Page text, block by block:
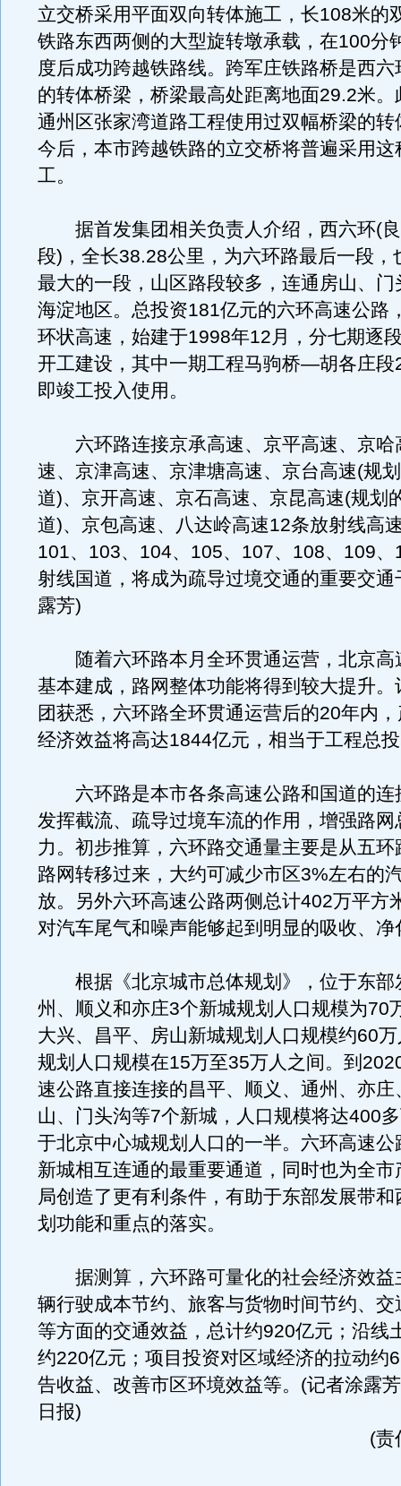
立交桥采用平面双向转体施工，长108米的
铁路东西两侧的大型旋转墩承载，在100分
度后成功跨越铁路线。跨军庄铁路桥是西
的转体桥梁，桥梁最高处距离地面29.2米。
通州区张家湾道路工程使用过双幅桥梁的转
今后，本市跨越铁路的立交桥将普遍采用这
工。
据首发集团相关负责人介绍，西六环(
段)，全长38.28公里，为六环路最后一段，
最大的一段，山区路段较多，连通房山、门
海淀地区。总投资181亿元的六环高速公路
环状高速，始建于1998年12月，分七期逐
开工建设，其中一期工程马驹桥—胡各庄段
即竣工投入使用。
六环路连接京承高速、京平高速、京哈
速、京津高速、京津塘高速、京台高速(规
道)、京开高速、京石高速、京昆高速(规划
道)、京包高速、八达岭高速12条放射线高
101、103、104、105、107、108、109、
射线国道，将成为疏导过境交通的重要交通
露芳)
随着六环路本月全环贯通运营，北京高
基本建成，路网整体功能将得到较大提升。
团获悉，六环路全环贯通运营后的20年内
经济效益将高达1844亿元，相当于工程总
六环路是本市各条高速公路和国道的连
发挥截流、疏导过境车流的作用，增强路网
力。初步推算，六环路交通量主要是从五环
路网转移过来，大约可减少市区3%左右的
放。另外六环高速公路两侧总计402万平方
对汽车尾气和噪声能够起到明显的吸收、净
根据《北京城市总体规划》，位于东部
州、顺义和亦庄3个新城规划人口规模为70
大兴、昌平、房山新城规划人口规模约60
规划人口规模在15万至35万人之间。到
速公路直接连接的昌平、顺义、通州、亦庄
山、门头沟等7个新城，人口规模将达400
于北京中心城规划人口的一半。六环高速公
新城相互连通的最重要通道，同时也为全市
局创造了更有利条件，有助于东部发展带
划功能和重点的落实。
据测算，六环路可量化的社会经济效益
辆行驶成本节约、旅客与货物时间节约、交
等方面的交通效益，总计约920亿元；沿线
约220亿元；项目投资对区域经济的拉动约
告收益、改善市区环境效益等。(记者涂露
日报)
(责